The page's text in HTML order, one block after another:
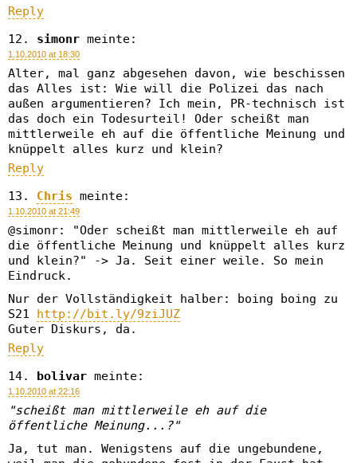
Reply
simonr meinte:
1.10.2010 at 18:30
Alter, mal ganz abgesehen davon, wie beschissen
das Alles ist: Wie will die Polizei das nach
außen argumentieren? Ich mein, PR-technisch ist
das doch ein Todesurteil! Oder scheißt man
mittlerweile eh auf die öffentliche Meinung und
knüppelt alles kurz und klein?
Reply
Chris meinte:
1.10.2010 at 21:49
@simonr: "Oder scheißt man mittlerweile eh auf
die öffentliche Meinung und knüppelt alles kurz
und klein?" -> Ja. Seit einer weile. So mein
Eindruck.
Nur der Vollständigkeit halber: boing boing zu
S21 http://bit.ly/9ziJUZ
Guter Diskurs, da.
Reply
bolivar meinte:
1.10.2010 at 22:16
"scheißt man mittlerweile eh auf die
öffentliche Meinung...?"
Ja, tut man. Wenigstens auf die ungebundene,